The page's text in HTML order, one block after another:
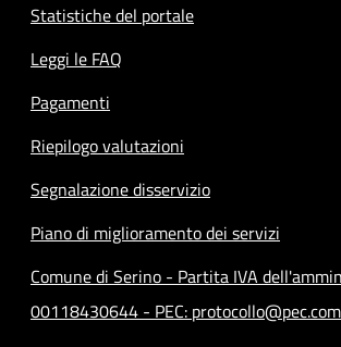
Statistiche del portale
Leggi le FAQ
Pagamenti
Riepilogo valutazioni
Segnalazione disservizio
Piano di miglioramento dei servizi
Comune di Serino - Partita IVA
00118430644 - PEC: